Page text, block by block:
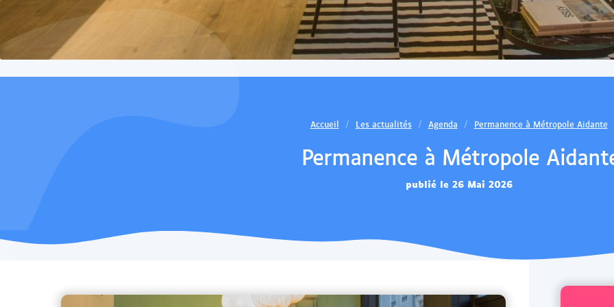
Accueil Les actualités Agenda Permanence à Métropole Aidante
Permanence à Métropole
publié le 26 Mai 2026